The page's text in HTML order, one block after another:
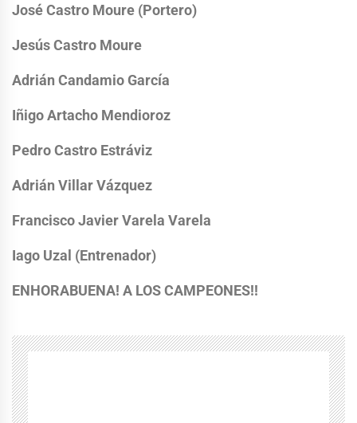
José Castro Moure (Portero)
Jesús Castro Moure
Adrián Candamio García
Iñigo Artacho Mendioroz
Pedro Castro Estráviz
Adrián Villar Vázquez
Francisco Javier Varela Varela
Iago Uzal (Entrenador)
ENHORABUENA! A LOS CAMPEONES!!